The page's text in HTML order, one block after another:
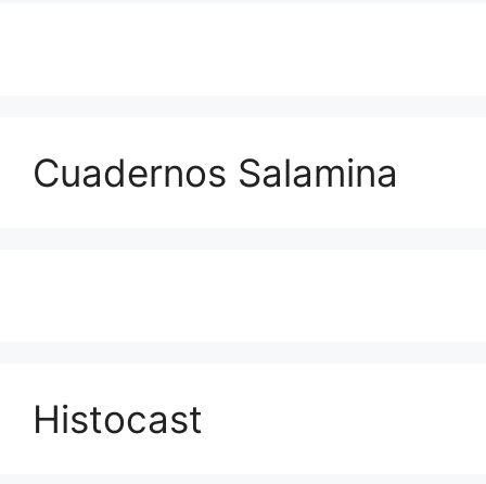
Cuadernos Salamina
Histocast